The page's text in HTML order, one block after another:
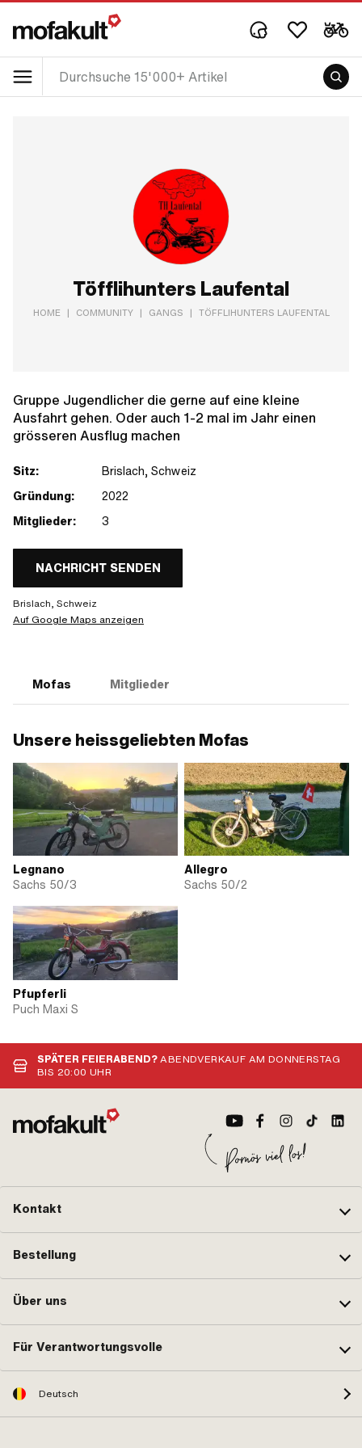
Töfflihunters Laufental
HOME | COMMUNITY | GANGS | TÖFFLIHUNTERS LAUFENTAL
Gruppe Jugendlicher die gerne auf eine kleine
Ausfahrt gehen. Oder auch 1-2 mal im Jahr einen
grösseren Ausflug machen
Sitz:
Brislach, Schweiz
Gründung:
2022
Mitglieder:
3
NACHRICHT SENDEN
Brislach, Schweiz
Auf Google Maps anzeigen
Mofas Mitglieder
Unsere heissgeliebten Mofas
Legnano
Sachs 50/3
Allegro
Sachs 50/2
Pfupferli
Puch Maxi S
SPÄTER FEIERABEND?ABENDVERKAUF AM DONNERSTAG
BIS 20:00 UHR
Kontakt
Bestellung
Über uns
Für Verantwortungsvolle
Deutsch